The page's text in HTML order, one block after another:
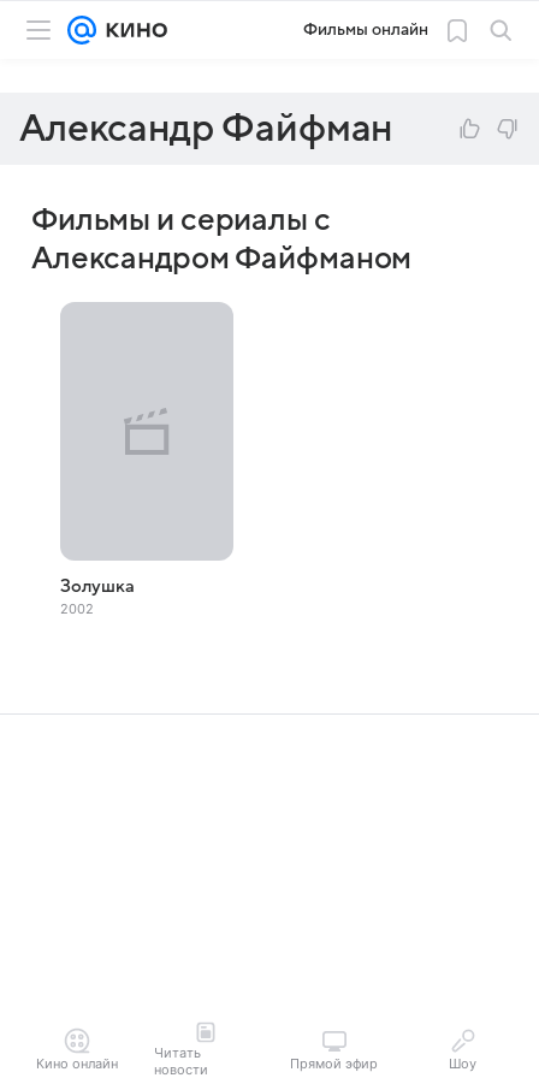
Фильмы онлайн
Александр Файфман
Фильмы и сериалы с
Александром Файфманом
Золушка
2002
Кино онлайн
Читать
новости
Прямой эфир Шоу